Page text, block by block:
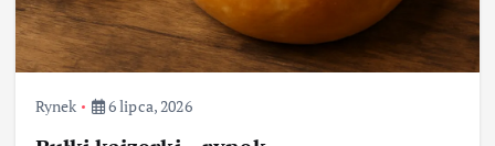
Rynek 6 lipca, 2026